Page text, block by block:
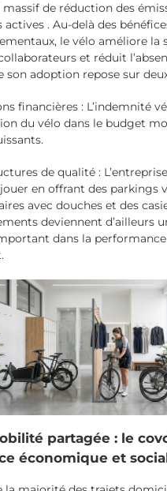
de réduction des
. Au-delà des
le vélo améliore la
et réduit
son adoption repose sur
financières : L’indemnité
du vélo dans le budget
de qualité :
en offrant des parkings
avec douches et des
deviennent d’ailleurs
dans la performance
partagée : le
économique et